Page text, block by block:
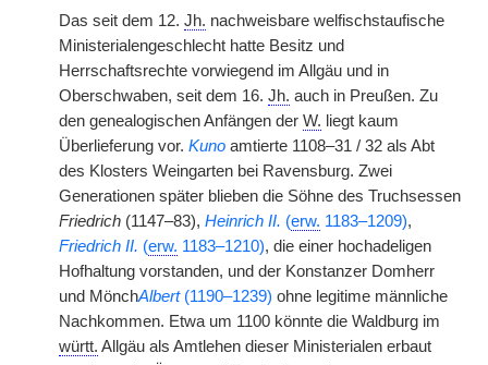
Das seit dem 12. Jh. nachweisbare welfischstaufische
Ministerialengeschlecht hatte Besitz und
Herrschaftsrechte vorwiegend im Allgäu und in
Oberschwaben, seit dem 16. Jh. auch in Preußen. Zu
den genealogischen Anfängen der W. liegt kaum
Überlieferung vor. Kuno amtierte 1108–31 / 32 als Abt
des Klosters Weingarten bei Ravensburg. Zwei
Generationen später blieben die Söhne des Truchsessen
Friedrich (1147–83), Heinrich II. (erw. 1183–1209),
Friedrich II. (erw. 1183–1210), die einer hochadeligen
Hofhaltung vorstanden, und der Konstanzer Domherr
und MönchAlbert(1190–1239) ohne legitime männliche
Nachkommen. Etwa um 1100 könnte die Waldburg im
württ. Allgäu als Amtlehen dieser Ministerialen erbaut